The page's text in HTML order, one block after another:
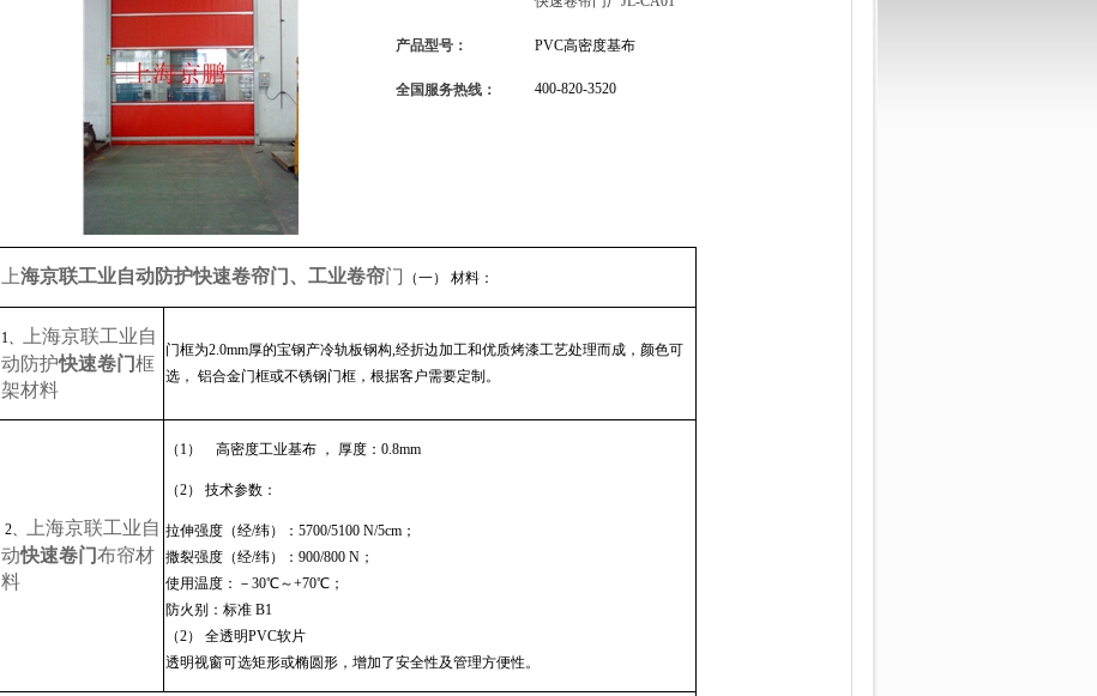
产品型号： PVC高密度基布
全国服务热线： 400-820-3520
上海京联工业自动防护快速卷帘门、工业卷帘门 （一） 材料：
1、
上海京联工业自
动防护快速卷门框
架材料
门框为2.0mm厚的宝钢产冷轨板钢构,经折边加工和优质烤漆工艺处理而成，颜色可
选， 铝合金门框或不锈钢门框，根据客户需要定制。
2、
上海京联工业自
动快速卷门布帘材
料
（ 1） 高密度工业基布 ， 厚度： 0.8mm
（2） 技术参数：
拉伸强度（经/纬）： 5700/5100 N/5cm；
撒裂强度（经/纬）： 900/800 N；
使用温度：－ 30℃～+70℃；
防火别：标准B1
（2） 全透明PVC软片
透明视窗可选矩形或椭圆形，增加了安全性及管理方便性。